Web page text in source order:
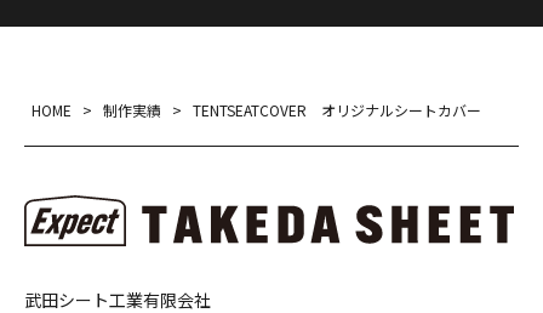
HOME > 制作実績 > TENTSEATCOVER オリジナルシートカバー
武田シート工業有限会社